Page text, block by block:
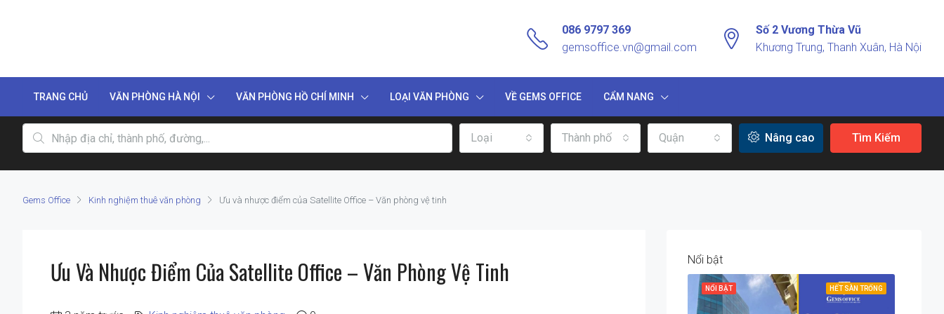
086 9797 369
gemsoffice.vn@gmail.com
Số 2 Vương Thừa Vũ
Khương Trung, Thanh Xuân, Hà Nội
TRANG CHỦ VĂN PHÒNG HÀ NỘI VĂN PHÒNG HỒ CHÍ MINH LOẠI VĂN PHÒNG VỀ GEMS OFFICE CẨM NANG
Loại Thành phố Quận Nâng cao Tìm Kiếm
Gems Office Kinh nghiệm thuê văn phòng Ưu và nhược điểm của Satellite Office – Văn phòng vệ tinh
Ưu Và Nhược Điểm Của Satellite Office – Văn Phòng Vệ Tinh Nổi bật
HẾT SÀN TRỐNG
NỔI BẬT